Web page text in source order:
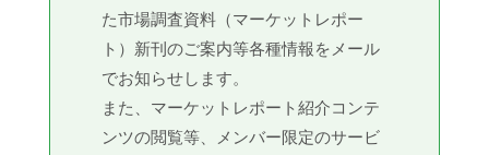
た市場調査資料（マーケットレポー
ト）新刊のご案内等各種情報をメール
でお知らせします。
また、マーケットレポート紹介コンテ
ンツの閲覧等、メンバー限定のサービ